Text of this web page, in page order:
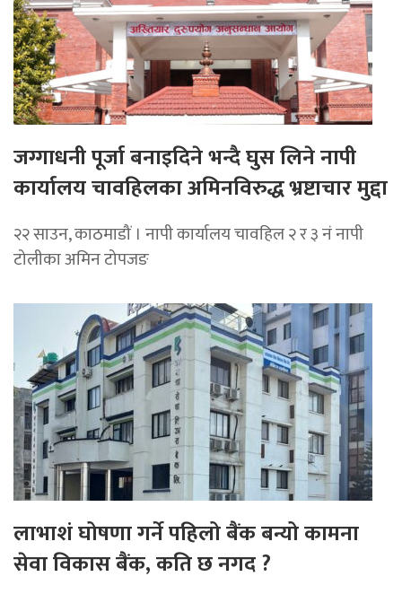
जग्गाधनी पूर्जा बनाइदिने भन्दै घुस लिने नापी
कार्यालय चावहिलका अमिनविरुद्ध भ्रष्टाचार मुद्दा
२२ साउन, काठमाडौं । नापी कार्यालय चावहिल २ र ३ नं नापी
टोलीका अमिन टोपजङ
लाभाशं घोषणा गर्ने पहिलो बैंक बन्यो कामना
सेवा विकास बैंक, कति छ नगद ?